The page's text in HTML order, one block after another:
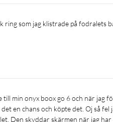
en chans och köpte det. Oj så
Den skyddar skärmen när jag